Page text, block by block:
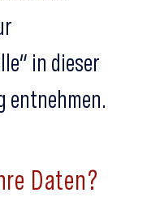
in dieser
entnehmen.
Daten?